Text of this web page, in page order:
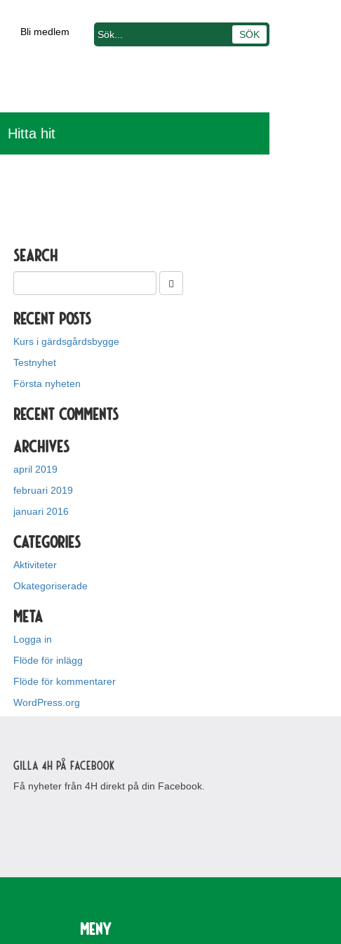
Bli medlem
Hitta hit
Search
Recent Posts
Kurs i gärdsgårdsbygge
Testnyhet
Första nyheten
Recent Comments
Archives
april 2019
februari 2019
januari 2016
Categories
Aktiviteter
Okategoriserade
Meta
Logga in
Flöde för inlägg
Flöde för kommentarer
WordPress.org
Gilla 4H på Facebook
Få nyheter från 4H direkt på din Facebook.
Meny